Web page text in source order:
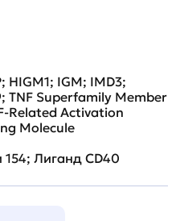
HIGM1; IGM; IMD3;
TNF Superfamily Member
Related Activation
Molecule
Лиганд CD40